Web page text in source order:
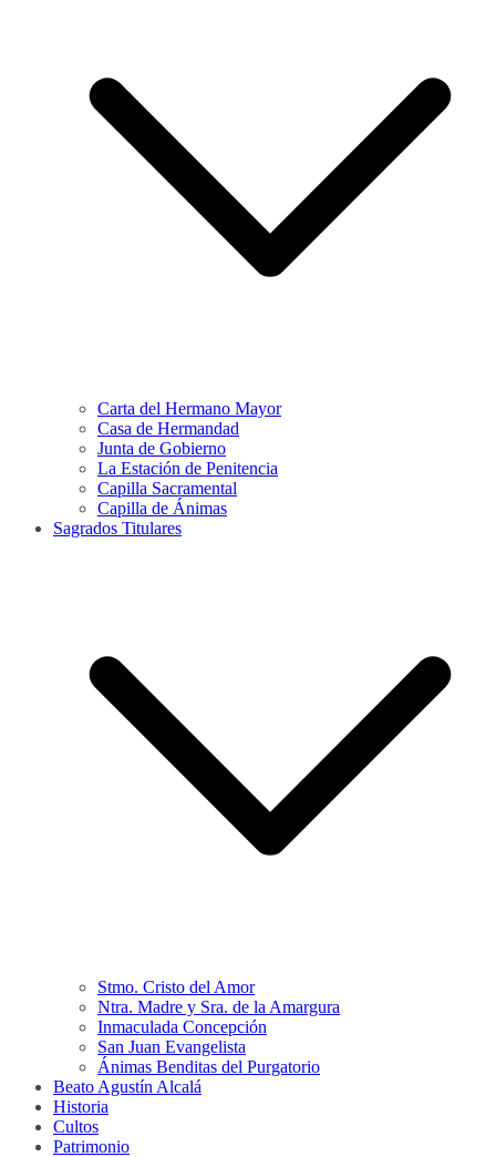
Carta del Hermano Mayor
Casa de Hermandad
Junta de Gobierno
La Estación de Penitencia
Capilla Sacramental
Capilla de Ánimas
Sagrados Titulares
Stmo. Cristo del Amor
Ntra. Madre y Sra. de la Amargura
Inmaculada Concepción
San Juan Evangelista
Ánimas Benditas del Purgatorio
Beato Agustín Alcalá
Historia
Cultos
Patrimonio